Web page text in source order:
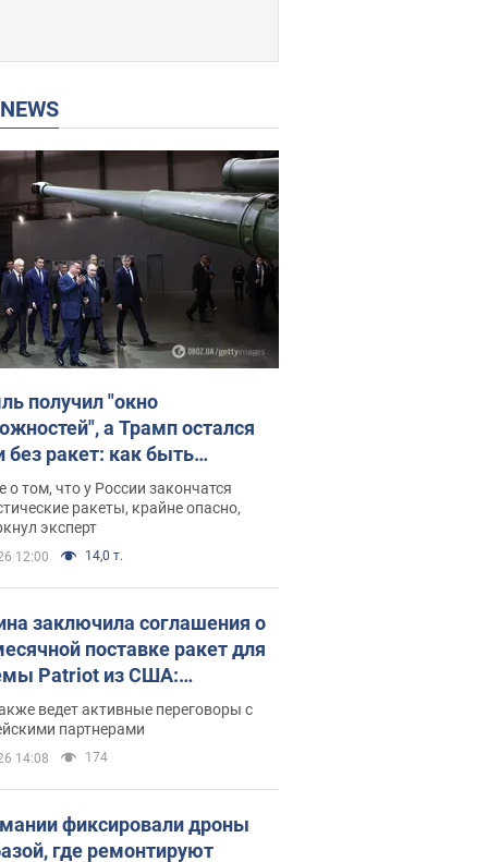
NEWS
получил "окно
а Трамп остался
без ракет: как быть
Интервью с Мельником
о том, что у России закончатся
ракеты, крайне опасно,
эксперт
12:00 14,0 т.
заключила соглашения о
поставке ракет для
Patriot из США:
раскрыл подробности
ведет активные переговоры с
партнерами
14:08 174
фиксировали дроны
где ремонтируют